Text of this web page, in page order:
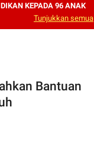
KEPADA 96 ANAK
Tunjukkan semua
Bantuan